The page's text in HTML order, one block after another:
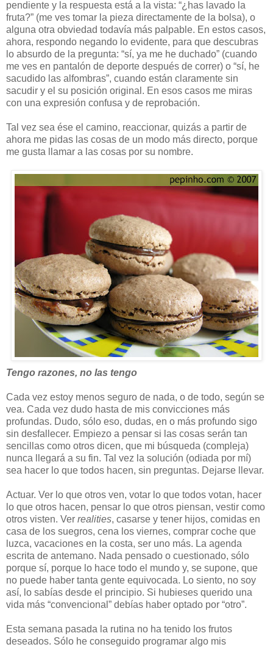
pendiente y la respuesta está a la vista: “¿has lavado la
fruta?” (me ves tomar la pieza directamente de la bolsa), o
alguna otra obviedad todavía más palpable. En estos casos,
ahora, respondo negando lo evidente, para que descubras
lo absurdo de la pregunta: “sí, ya me he duchado” (cuando
me ves en pantalón de deporte después de correr) o “sí, he
sacudido las alfombras”, cuando están claramente sin
sacudir y el su posición original. En esos casos me miras
con una expresión confusa y de reprobación.
Tal vez sea ése el camino, reaccionar, quizás a partir de
ahora me pidas las cosas de un modo más directo, porque
me gusta llamar a las cosas por su nombre.
Tengo razones, no las tengo
Cada vez estoy menos seguro de nada, o de todo, según se
vea. Cada vez dudo hasta de mis convicciones más
profundas. Dudo, sólo eso, dudas, en o más profundo sigo
sin desfallecer. Empiezo a pensar si las cosas serán tan
sencillas como otros dicen, que mi búsqueda (compleja)
nunca llegará a su fin. Tal vez la solución (odiada por mí)
sea hacer lo que todos hacen, sin preguntas. Dejarse llevar.
Actuar. Ver lo que otros ven, votar lo que todos votan, hacer
lo que otros hacen, pensar lo que otros piensan, vestir como
otros visten. Ver realities, casarse y tener hijos, comidas en
casa de los suegros, cena los viernes, comprar coche que
luzca, vacaciones en la costa, ser uno más. La agenda
escrita de antemano. Nada pensado o cuestionado, sólo
porque sí, porque lo hace todo el mundo y, se supone, que
no puede haber tanta gente equivocada. Lo siento, no soy
así, lo sabías desde el principio. Si hubieses querido una
vida más “convencional” debías haber optado por “otro”.
Esta semana pasada la rutina no ha tenido los frutos
deseados. Sólo he conseguido programar algo mis